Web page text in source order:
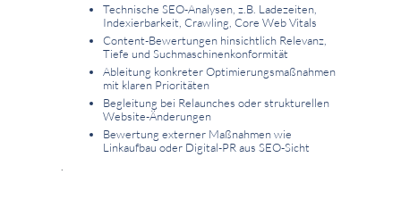
Technische SEO-Analysen, z.B. Ladezeiten,
Indexierbarkeit, Crawling, Core Web Vitals
Content-Bewertungen hinsichtlich Relevanz,
Tiefe und Suchmaschinenkonformität
Ableitung konkreter Optimierungsmaßnahmen
mit klaren Prioritäten
Begleitung bei Relaunches oder strukturellen
Website-Änderungen
Bewertung externer Maßnahmen wie
Linkaufbau oder Digital-PR aus SEO-Sicht